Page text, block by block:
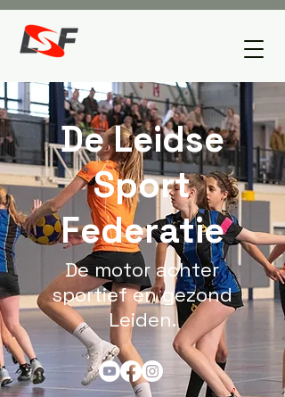
De Leidse
Sport
Federatie
De motor achter
sportief en gezond
Leiden.